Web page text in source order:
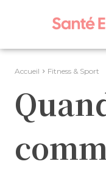
Accueil Fitness & Sport